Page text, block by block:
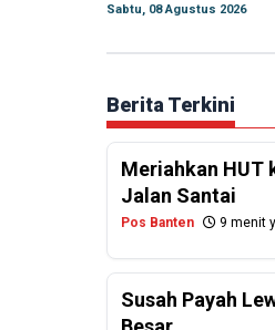
Sabtu, 08 Agustus 2026
Berita Terkini
Meriahkan HUT
Jalan Santai
Pos Banten 9 menit
Susah Payah